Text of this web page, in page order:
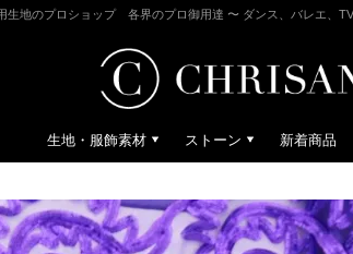
生地のプロショップ 各界のプロ御用達 〜 ダンス、バレエ、
生地・服飾素材 ストーン 新着商品